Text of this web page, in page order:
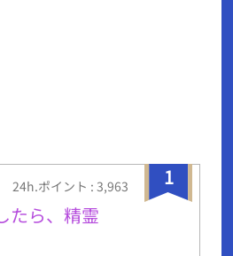
1
24h.ポイント : 3,963
たら、精霊